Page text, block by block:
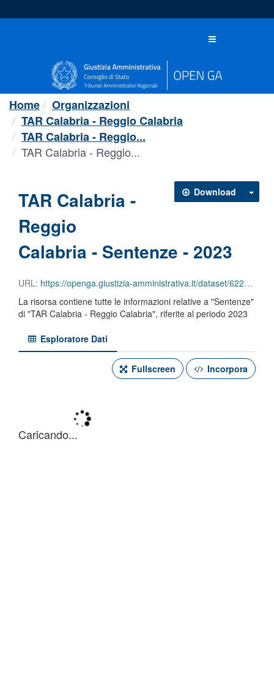
al
Toggle
Home
Organizzazioni
TAR Calabria - Reggio Calabria
TAR Calabria - Reggio...
TAR Calabria - Reggio...
Download
TAR Calabria -
Reggio
Calabria - Sentenze - 2023
URL: https://openga.giustizia-amministrativa.it/dataset/622dcada-c8e4-45f7-b734-7ab0babf6462/resource/56b6c660-80dd-465f-bb56-56a48462da09/download/tar-calabria-reggio-calabria-sentenze-2023.json
La risorsa contiene tutte le informazioni relative a "Sentenze"
di "TAR Calabria - Reggio Calabria", riferite al periodo 2023
Esploratore Dati
Fullscreen Incorpora